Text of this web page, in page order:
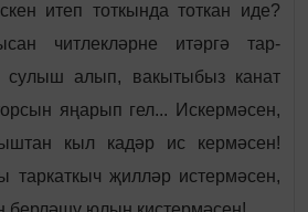
итеп тоткында тоткан иде?
читлекләрне итәргә тар-
сулыш алып, вакытыбыз канат
яңарып гел... Искермәсен,
кыл кадәр ис кермәсен!
таркаткыч җилләр истермәсен,